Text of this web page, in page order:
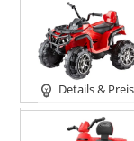
Details &